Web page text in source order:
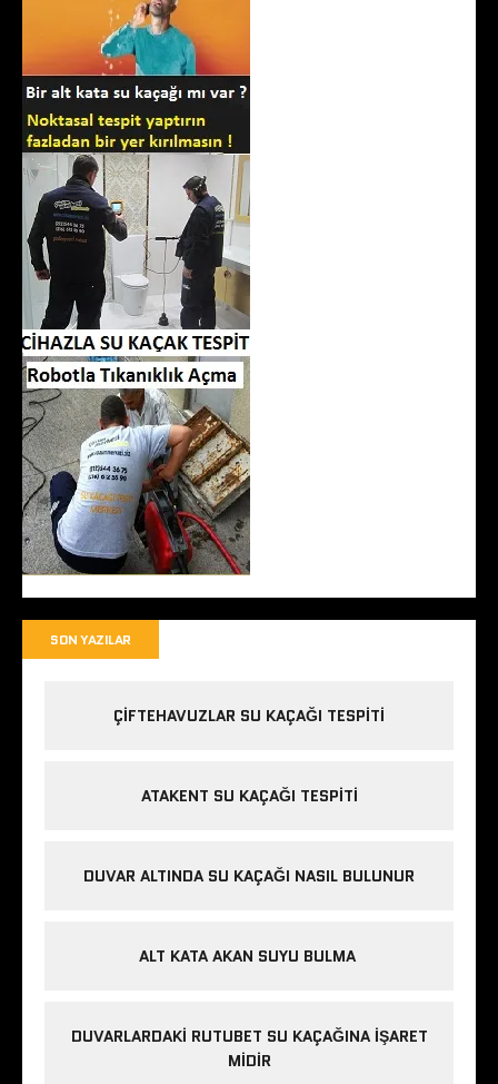
SON YAZILAR
ÇIFTEHAVUZLAR SU KAÇAĞI TESPITI
ATAKENT SU KAÇAĞI TESPITI
DUVAR ALTINDA SU KAÇAĞI NASIL BULUNUR
ALT KATA AKAN SUYU BULMA
DUVARLARDAKI RUTUBET SU KAÇAĞINA İŞARET
MIDIR